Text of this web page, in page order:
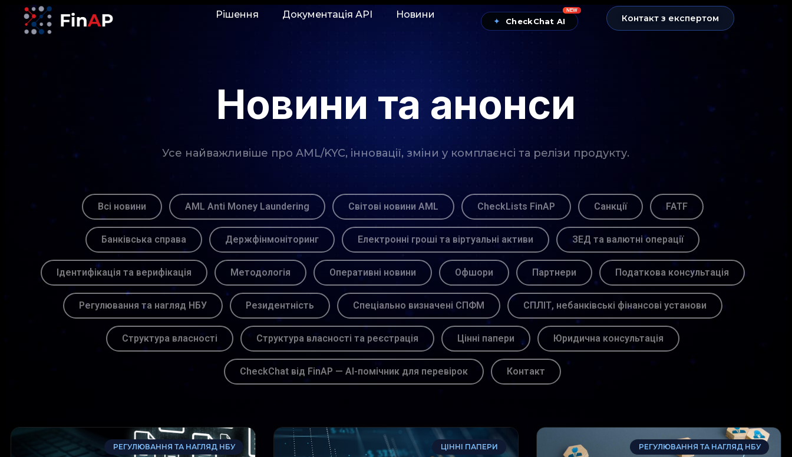
Рішення Документація АРІ Новини
✦ CheckChat AI
NEW
Контакт з експертом
Новини та анонси
Усе найважливіше про AML/KYC, інновації, зміни у комплаєнсі та релізи продукту.
Всі новини AML Anti Money Laundering Світові новини AML CheckLists FinAP Санкції FATF
Банківська справа Держфінмоніторинг Електронні гроші та віртуальні активи ЗЕД та валютні операції
Ідентифікація та верифікація Методологія Оперативні новини Офшори Партнери Податкова консультація
Регулювання та нагляд НБУ Резидентність Спеціально визначені СПФМ СПЛІТ, небанківські фінансові установи
Структура власності Структура власності та реєстрація Цінні папери Юридична консультація
CheckChat від FinAP — AI-помічник для перевірок Контакт
РЕГУЛЮВАННЯ ТА НАГЛЯД НБУ ЦІННІ ПАПЕРИ РЕГУЛЮВАННЯ ТА НАГЛЯД НБУ